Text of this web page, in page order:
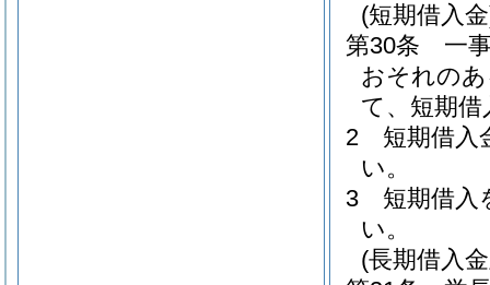
(短期借入
第30条
一
おそれの
て、短期
2
短期借入
い。
3
短期借入
い。
(長期借入